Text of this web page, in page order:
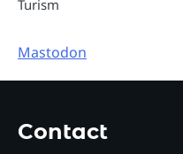
Turism
Mastodon
Contact